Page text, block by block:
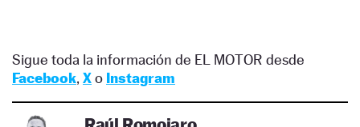
Sigue toda la información de EL MOTOR desde
Facebook, Xo Instagram